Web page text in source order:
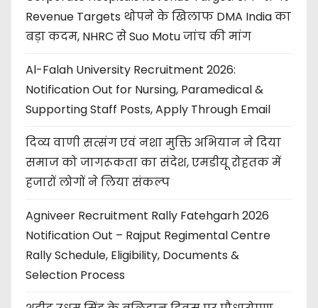
Revenue Targets थोपने के खिलाफ DMA India का
बड़ा कदम, NHRC से Suo Motu जांच की मांग
Al-Falah University Recruitment 2026:
Notification Out for Nursing, Paramedical &
Supporting Staff Posts, Apply Through Email
दिव्य वाणी सत्संग एवं नशा मुक्ति अभियान ने दिया
समाज को जागरूकता का संदेश, एमडीयू रोहतक में
हजारों लोगों ने लिया संकल्प
Agniveer Recruitment Rally Fatehgarh 2026
Notification Out – Rajput Regimental Centre
Rally Schedule, Eligibility, Documents &
Selection Process